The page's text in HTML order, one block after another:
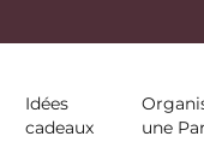
Idées
cadeaux
une